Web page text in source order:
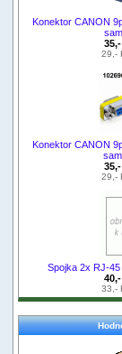
Konektor CANON
29,-
Konektor CANON
29,-
Spojka 2x RJ-
33,-